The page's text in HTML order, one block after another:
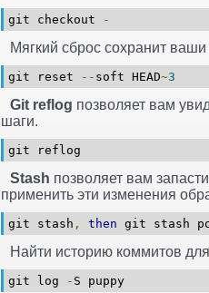
git checkout -
Мягкий сброс сохранит
git reset -- soft HEAD~3
Git reflog позволяет вам
шаги.
git reflog
Stash позволяет вам
применить эти изменения
git stash , then git stash
Найти историю коммитов
git log - S puppy